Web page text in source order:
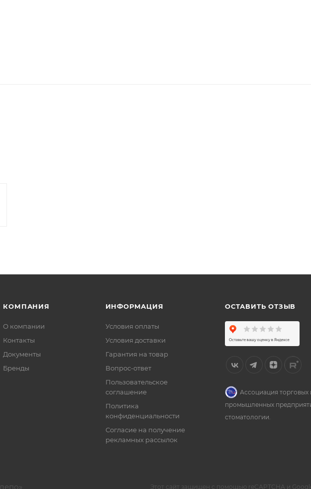
КОМПАНИЯ
О компании
Контакты
Документы
Бренды
ИНФОРМАЦИЯ
Условия оплаты
Условия доставки
Гарантия на товар
Вопрос-ответ
Пользовательское
соглашение
Политика
конфиденциальности
Согласие на получение
рекламных рассылок
ОСТАВИТЬ ОТЗЫВ
Ассоциация торговых
промышленных
стоматологии.
Этот сайт защищен с помощью reCAPTCHA и